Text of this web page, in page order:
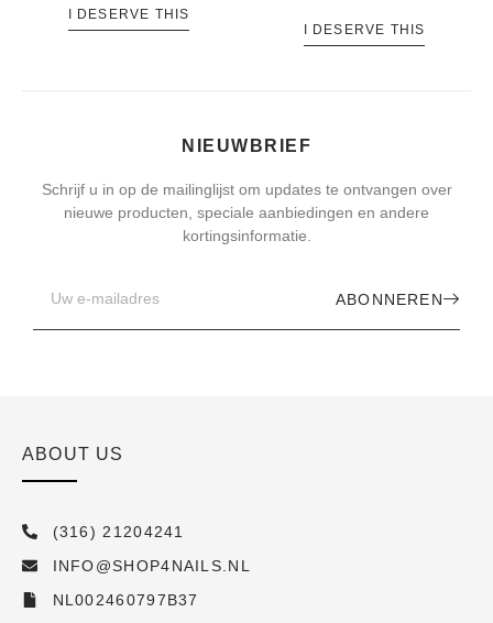
I DESERVE THIS
I DESERVE THIS
NIEUWBRIEF
Schrijf u in op de mailinglijst om updates te ontvangen over
nieuwe producten, speciale aanbiedingen en andere
kortingsinformatie.
ABONNEREN
ABOUT US
(316) 21204241
INFO@SHOP4NAILS.NL
NL002460797B37